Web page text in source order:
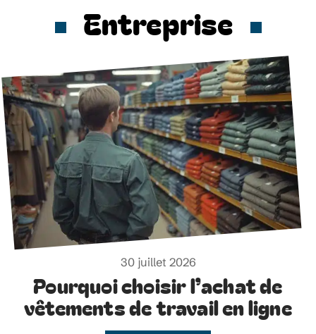
Entreprise
30 juillet 2026
Pourquoi choisir l’achat de
vêtements de travail en ligne